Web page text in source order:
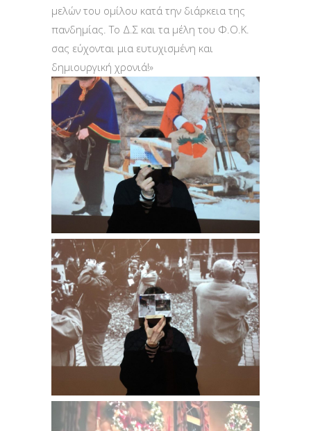
μελών του ομίλου κατά την διάρκεια της
πανδημίας. Το Δ.Σ και τα μέλη του Φ.Ο.Κ.
σας εύχονται μια ευτυχισμένη και
δημιουργική χρονιά!»